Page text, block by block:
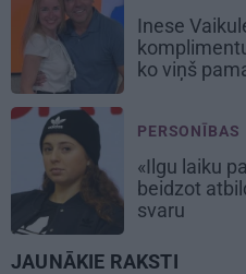
Inese
ko viņš
PERSONĪBAS
«Ilgu laiku
beidzot
svaru
JAUNĀKIE RAKSTI